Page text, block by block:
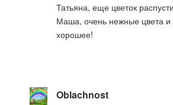
Татьяна, еще цветок
Маша, очень нежные цвета
хорошее!
Oblachnost